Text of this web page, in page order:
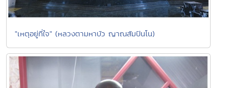
"เหตุอยู่ที่ใจ" (หลวงตามหาบัว ญาณสัมปันโน)